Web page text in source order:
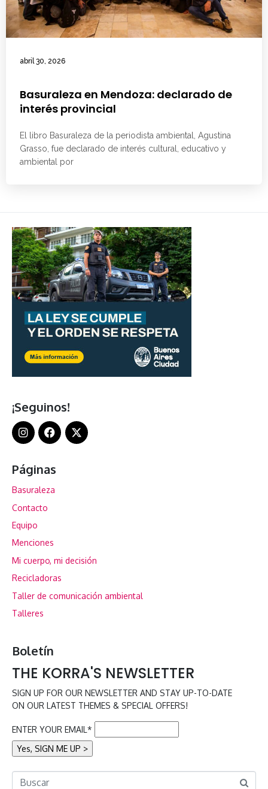
abril 30, 2026
Basuraleza en Mendoza: declarado de
interés provincial
El libro Basuraleza de la periodista ambiental, Agustina
Grasso, fue declarado de interés cultural, educativo y
ambiental por
¡Seguinos!
Páginas
Basuraleza
Contacto
Equipo
Menciones
Mi cuerpo, mi decisión
Recicladoras
Taller de comunicación ambiental
Talleres
Boletín
THE KORRA'S NEWSLETTER
SIGN UP FOR OUR NEWSLETTER AND STAY UP-TO-DATE
ON OUR LATEST THEMES & SPECIAL OFFERS!
ENTER YOUR EMAIL*